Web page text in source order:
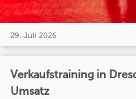
29. Juli 2026
Verkaufstraining in
Umsatz